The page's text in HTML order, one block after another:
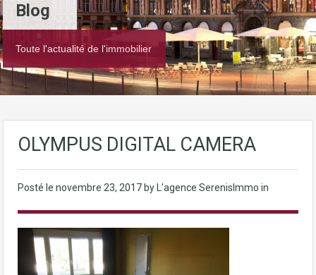
Blog
Toute l'actualité de l'immobilier
OLYMPUS DIGITAL CAMERA
Posté le novembre 23, 2017 by L'agence SerenisImmo in